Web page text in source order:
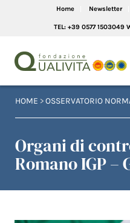
Home Newsletter
TEL: +39 0577 1503049
HOME >OSSERVATORIO
Organi di
Romano IGP –